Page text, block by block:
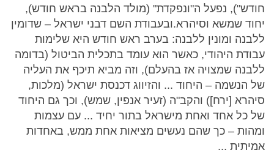
חודש"), נפעל ה"ונפקדת" (מולד הלבנה בראש חודש),
יחוד שמשא וסיהרא.ובעבודת השם דבני ישראל – שדומין
ללבנה ומונין ללבנה: בערב ראש חודש היא שלימות
עבודת היהודי, כאשר הוא עומד בתכלית הביטול (בדומה
ללבנה שמצויה אז בהעלם), וזה מביא תיכף את העליה
של הנשמה – היחוד ... והזיווג דכנסת ישראל (מלכות,
סיהרא [ירח]) והקב"ה (זעיר אנפין, שמש), וכך גם היחוד
של כל אחד ואחת מישראל בתור יחיד ... עם עצמות
ומהות – כך שהם נעשים מציאות אחת ממש, באחדות
אמיתית ...